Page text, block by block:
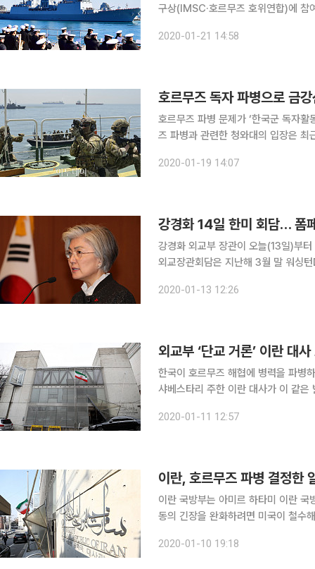
구상(IMSC·호르무즈 호위연합)에 참
극대화할 수 있는 ‘절충안’을 마련한
2020-01-21 14:58
호르무즈 독자 파병으로 금
호르무즈 파병 문제가 ‘한국군 독자
즈 파병과 관련한 청와대의 입장은
확장하는 방식으로 기울고 있다. 노
2020-01-19 14:07
강경화 14일 한미 회담… 폼
강경화 외교부 장관이 오늘(13일)부
외교장관회담은 지난해 3월 말 워싱턴DC에서
예정이다. 양 장관은 한반도 비핵화
2020-01-13 12:26
외교부 ‘단교 거론’ 이란 대
한국이 호르무즈 해협에 병력을 파병
샤베스타리 주한 이란 대사가 이 같은 발언이 사실
에서 “(한국이 호르무즈 해협 호위 연
2020-01-11 12:57
이란, 호르무즈 파병 결정한
이란 국방부는 아미르 하타미 이란
동의 긴장을 완화하려면 미국이 철수해야 한다고 강
며 “긴장을 완화하고 안보를 확립하
2020-01-10 19:18